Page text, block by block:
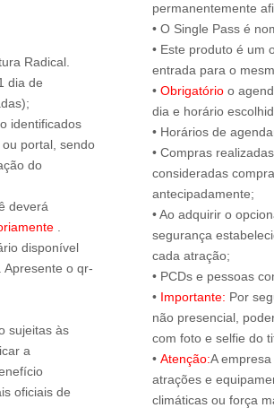
Radical.
dia de
identificados
portal, sendo
do
deverá
disponível
Apresente o qr-
sujeitas às
a
oficiais de
permanentemente
• O Single Pass é
• Este produto é um
entrada para o
• Obrigatório o
dia e horário
• Horários de
• Compras
consideradas
antecipadamente;
• Ao adquirir o
segurança
cada atração;
• PCDs e pessoas
• Importante: Por
não presencial,
com foto e selfie do
• Atenção:A
atrações e
climáticas ou força